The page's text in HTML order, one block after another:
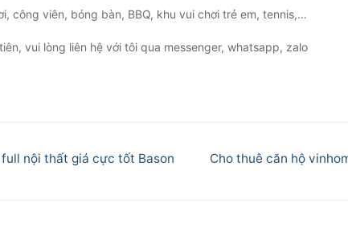
công viên, bóng bàn, BBQ, khu vui chơi trẻ em, tennis,…
vui lòng liên hệ với tôi qua messenger, whatsapp, zalo
full nội thất giá cực tốt Bason
Next
Cho thuê căn hộ